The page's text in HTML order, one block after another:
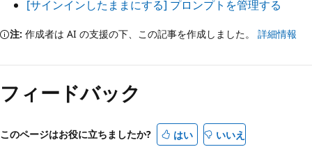
[サインインしたままにする] プロンプトを管理する
注: 作成者は AI の支援の下、この記事を作成しました。 詳細情報
フィードバック
このページはお役に立ちましたか? はい いいえ